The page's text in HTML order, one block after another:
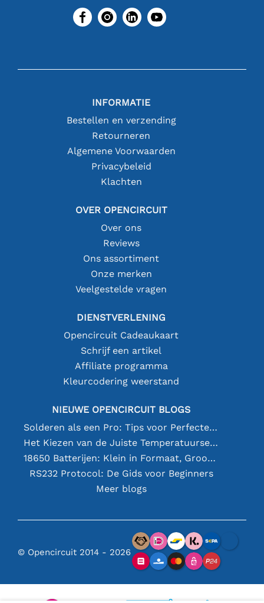
INFORMATIE
Bestellen en verzending
Retourneren
Algemene Voorwaarden
Privacybeleid
Klachten
OVER OPENCIRCUIT
Over ons
Reviews
Ons assortiment
Onze merken
Veelgestelde vragen
DIENSTVERLENING
Opencircuit Cadeaukaart
Schrijf een artikel
Affiliate programma
Kleurcodering weerstand
NIEUWE OPENCIRCUIT BLOGS
Solderen als een Pro: Tips voor Perfecte Elektronische Verbindingen
Het Kiezen van de Juiste Temperatuursensor [youtube]
18650 Batterijen: Klein in Formaat, Groot in Prestatie
RS232 Protocol: De Gids voor Beginners
Meer blogs
© Opencircuit 2014 - 2026